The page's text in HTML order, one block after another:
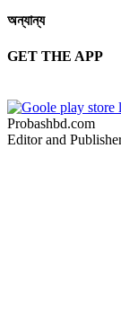
অন্যান্য
GET THE APP
Probashbd.com
Editor and